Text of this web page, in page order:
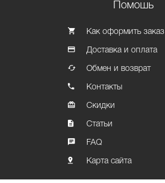
Помошь
Как оформить заказ
Доставка и оплата
Обмен и возврат
Контакты
Скидки
Статьи
FAQ
Карта сайта